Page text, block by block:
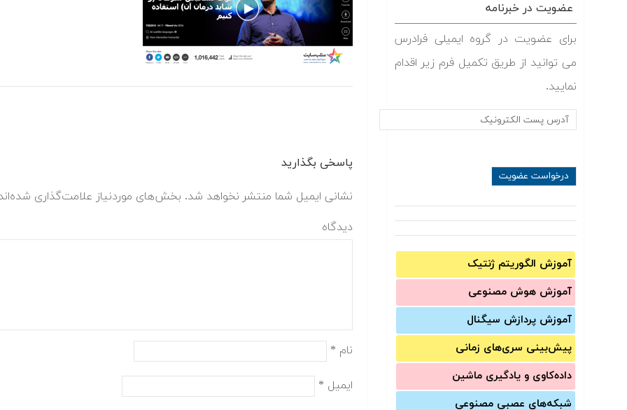
عضویت در خبرنامه
برای عضویت در گروه ایمیلی فرادرس
می توانید از طریق تکمیل فرم زیر اقدام
نمایید.
آموزش الگوریتم ژنتیک
آموزش‌ هوش مصنوعی
آموزش‌ پردازش سیگنال
پیش‌‌بینی سری‌‌های زمانی
داده‌کاوی و یادگیری ماشین
شبکه‌های عصبی مصنوعی
پاسخی بگذارید
نشانی ایمیل شما منتشر نخواهد شد. بخش‌های موردنیاز علامت‌گذاری
دیدگاه
نام *
ایمیل *